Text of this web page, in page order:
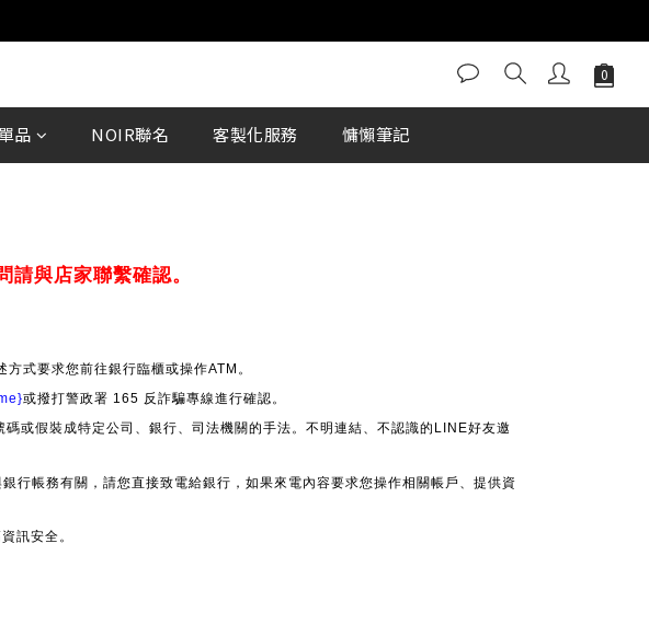
額贈！
額贈！
品 NOIR聯名 客製化服務 慵懶筆記
與店家聯繫確認。
式要求您前往銀行臨櫃或操作ATM。
或撥打警政署 165 反詐騙專線進行確認。
或假裝成特定公司、銀行、司法機關的手法。不明連結、不認識的LINE好友邀
行帳務有關，請您直接致電給銀行，如果來電內容要求您操作相關帳戶、提供資
訊安全。